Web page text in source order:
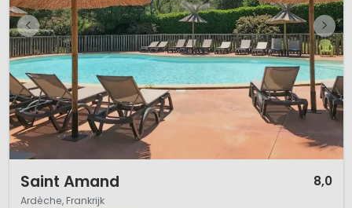
Saint Amand 8,0
Ardèche, Frankrijk